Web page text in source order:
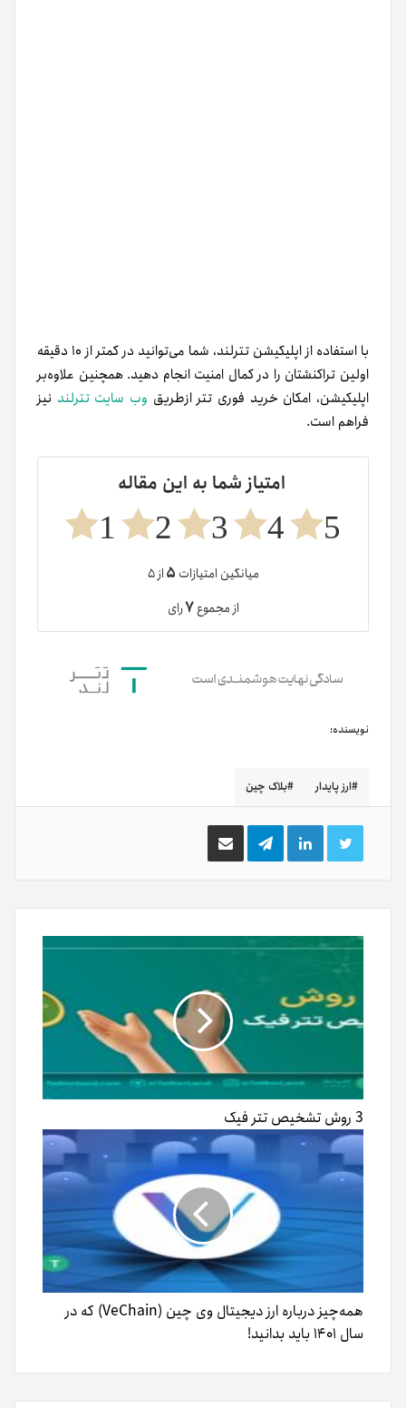
با استفاده از اپلیکیشن تترلند، شما می‌توانید در کمتر از ۱۰ دقیقه
اولین تراکنشتان را در کمال امنیت انجام دهید. همچنین علاوه‌بر
اپلیکیشن، امکان خرید فوری تتر ازطریق وب‌ سایت تترلند نیز
فراهم است.
امتیاز شما به این مقاله
5
4
3
2
1
میانگین امتیازات ۵از ۵
از مجموع۷رای
نویسنده:
ارز پایدار بلاک چین
توییتر لینکدینتلگرام اشتراک
گذاری
ایمیل
3 روش تشخیص تتر فیک
همه‌چیز درباره ارز دیجیتال وی چین (VeChain) که در
سال ۱۴۰۱ باید بدانید!